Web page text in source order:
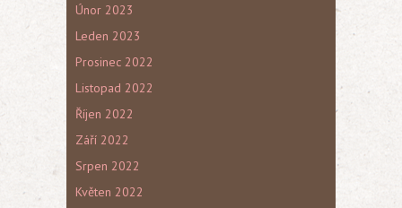
Únor 2023
Leden 2023
Prosinec 2022
Listopad 2022
Říjen 2022
Září 2022
Srpen 2022
Květen 2022